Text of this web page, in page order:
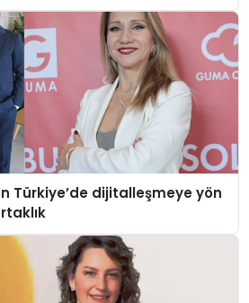
Türkiye’de dijitalleşmeye yön